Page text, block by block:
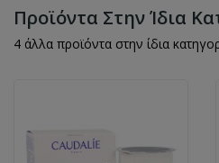
Προϊόντα Στην Ίδια
4 άλλα προϊόντα στην ίδια